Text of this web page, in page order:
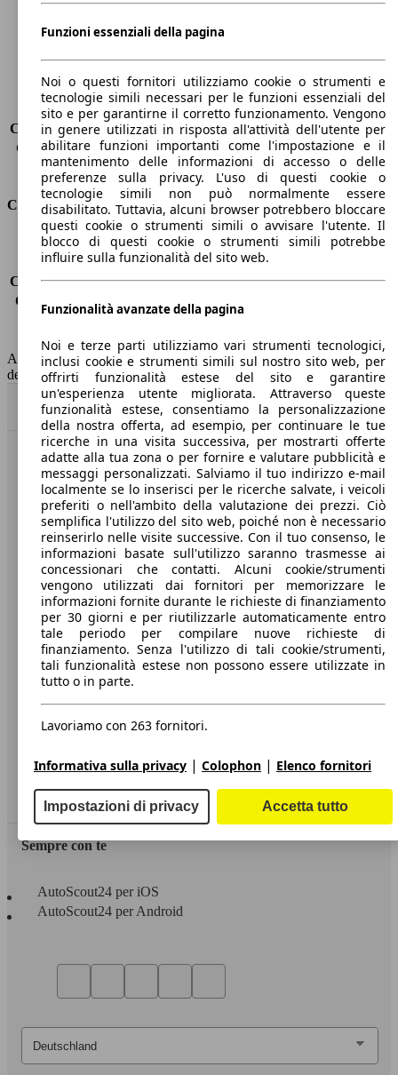
Peso massimo
-
Sedili
5
Carico sul tetto
-
Capacità di traino (senza freni) -
Capacità di traino (con freni)
1600 kg
Volume del bagagliaio
487 l
Consumi
Emissioni di CO2*
112 g/km (komb.)
Consumo (urbano)
6.2 l/100km
Consumo (extra-urbano) 4.2 l/100km
Consumo (combinato)*
4.9 l/100km
Capacità del serbatoio
62 l
AutoScout24 non si assume alcuna responsabilità per la correttezza
dei dati.
Torna su
Benvenuti su AutoScout24, il mercato auto europeo.
Società
A proposito di AutoScout24
Stampa
Media
Condizioni generali
Informazioni
Privacy
Dichiarazione di Accessibilità
Servizi
Area rivenditori
Sempre con te
AutoScout24 per iOS
AutoScout24 per Android
Funzioni essenziali della pagina
Noi o questi fornitori utilizziamo cookie o strumenti e
tecnologie simili necessari per le funzioni essenziali del
sito e per garantirne il corretto funzionamento. Vengono
in genere utilizzati in risposta all'attività dell'utente per
abilitare funzioni importanti come l'impostazione e il
mantenimento delle informazioni di accesso o delle
preferenze sulla privacy. L'uso di questi cookie o
tecnologie simili non può normalmente essere
disabilitato. Tuttavia, alcuni browser potrebbero bloccare
questi cookie o strumenti simili o avvisare l'utente. Il
blocco di questi cookie o strumenti simili potrebbe
influire sulla funzionalità del sito web.
Funzionalità avanzate della pagina
Noi e terze parti utilizziamo vari strumenti tecnologici,
inclusi cookie e strumenti simili sul nostro sito web, per
offrirti funzionalità estese del sito e garantire
un'esperienza utente migliorata. Attraverso queste
funzionalità estese, consentiamo la personalizzazione
della nostra offerta, ad esempio, per continuare le tue
ricerche in una visita successiva, per mostrarti offerte
adatte alla tua zona o per fornire e valutare pubblicità e
messaggi personalizzati. Salviamo il tuo indirizzo e-mail
localmente se lo inserisci per le ricerche salvate, i veicoli
preferiti o nell'ambito della valutazione dei prezzi. Ciò
semplifica l'utilizzo del sito web, poiché non è necessario
reinserirlo nelle visite successive. Con il tuo consenso, le
informazioni basate sull'utilizzo saranno trasmesse ai
concessionari che contatti. Alcuni cookie/strumenti
vengono utilizzati dai fornitori per memorizzare le
informazioni fornite durante le richieste di finanziamento
per 30 giorni e per riutilizzarle automaticamente entro
tale periodo per compilare nuove richieste di
finanziamento. Senza l'utilizzo di tali cookie/strumenti,
tali funzionalità estese non possono essere utilizzate in
tutto o in parte.
Lavoriamo con 263 fornitori.
Informativa sulla privacy | Colophon | Elenco fornitori
Impostazioni di privacy Accetta tutto